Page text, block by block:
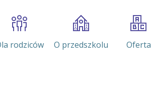
rodziców O przedszkolu Oferta